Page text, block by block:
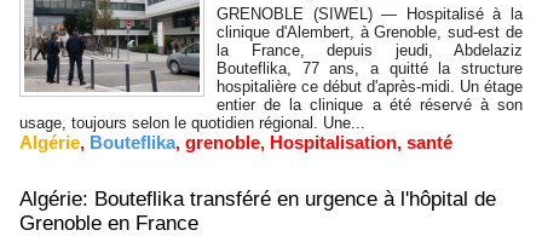
GRENOBLE (SIWEL) — Hospitalisé à la
clinique d'Alembert, à Grenoble, sud-est de
la France, depuis jeudi, Abdelaziz
Bouteflika, 77 ans, a quitté la structure
hospitalière ce début d'après-midi. Un étage
entier de la clinique a été réservé à son
usage, toujours selon le quotidien régional. Une...
Algérie, Bouteflika, grenoble, Hospitalisation, santé
Algérie: Bouteflika transféré en urgence à l'hôpital de
Grenoble en France